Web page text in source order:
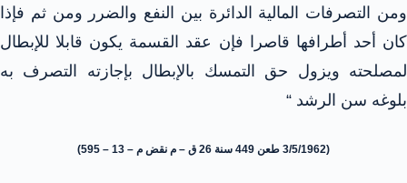
ومن التصرفات المالية الدائرة بين النفع والضرر ومن ثم فإذا
كان أحد أطرافها قاصرا فإن عقد القسمة يكون قابلا للإبطال
لمصلحته ويزول حق التمسك بالإبطال بإجازته التصرف به
بلوغه سن الرشد “
(3/5/1962 طعن 449 سنة 26 ق – م نقض م – 13 – 595)